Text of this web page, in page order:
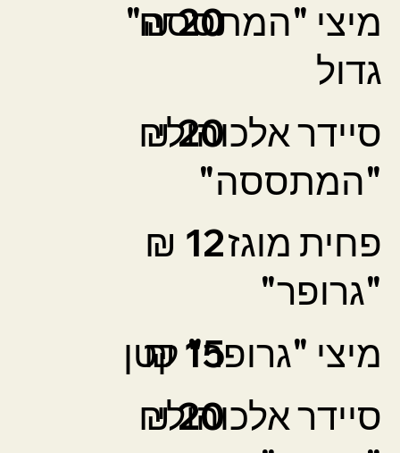
מיצי "המתססה"
גדול
20 ₪
סיידר אלכוהולי
"המתססה"
20 ₪
פחית מוגז
"גרופר"
12 ₪
מיצי "גרופר" קטן
15 ₪
סיידר אלכוהולי
20 ₪